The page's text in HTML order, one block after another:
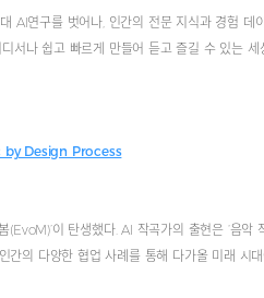
AI연구를 벗어나, 인간의 전문 지식과 경험
서나 쉽고 빠르게 만들어 듣고 즐길 수 있는 세
Design Process
이 탄생했다. AI 작곡가의 출현은 ‘음
간의 다양한 협업 사례를 통해 다가올 미래